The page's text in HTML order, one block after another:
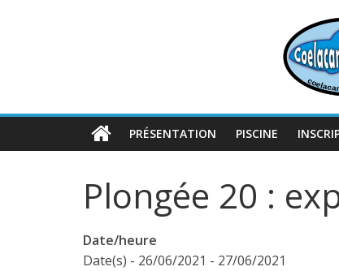
PRÉSENTATION PISCINE
Plongée 20 :
Date/heure
Date(s) - 26/06/2021 - 27/06/2021